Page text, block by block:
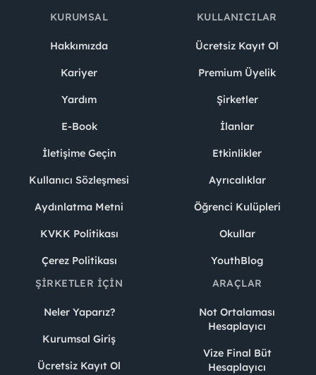
KURUMSAL
Hakkımızda
Kariyer
Yardım
E-Book
İletişime Geçin
Kullanıcı Sözleşmesi
Aydınlatma Metni
KVKK Politikası
Çerez Politikası
KULLANICILAR
Ücretsiz Kayıt Ol
Premium Üyelik
Şirketler
İlanlar
Etkinlikler
Ayrıcalıklar
Öğrenci Kulüpleri
Okullar
YouthBlog
ŞIRKETLER İÇIN
Neler Yaparız?
Kurumsal Giriş
Ücretsiz Kayıt Ol
ARAÇLAR
Not Ortalaması
Hesaplayıcı
Vize Final Büt
Hesaplayıcı